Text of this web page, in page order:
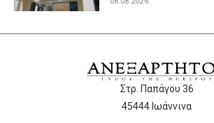
Στρ. Παπάγου 36
45444 Ιωάννινα